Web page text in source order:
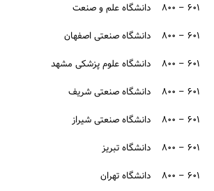
۶۰۱ – ۸۰۰ دانشگاه علم و صنعت
۶۰۱ – ۸۰۰ دانشگاه صنعتی اصفهان
۶۰۱ – ۸۰۰ دانشگاه علوم پزشکی مشهد
۶۰۱ – ۸۰۰ دانشگاه صنعتی شریف
۶۰۱ – ۸۰۰ دانشگاه صنعتی شیراز
۶۰۱ – ۸۰۰ دانشگاه تبریز
۶۰۱ – ۸۰۰ دانشگاه تهران